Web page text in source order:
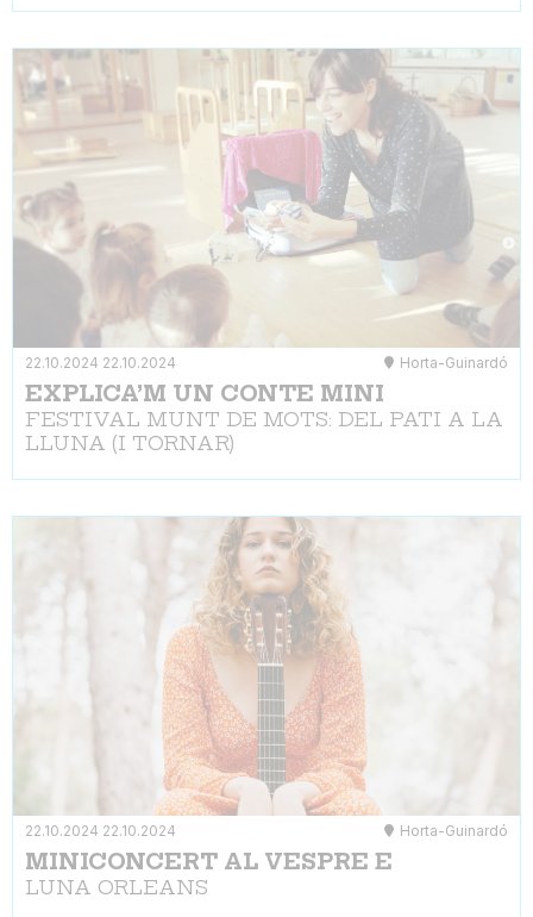
22.10.2024 22.10.2024 Horta-Guinardó
EXPLICA’M UN CONTE MINI
FESTIVAL MUNT DE MOTS: DEL PATI A LA
LLUNA (I TORNAR)
22.10.2024 22.10.2024 Horta-Guinardó
MINICONCERT AL VESPRE E
LUNA ORLEANS